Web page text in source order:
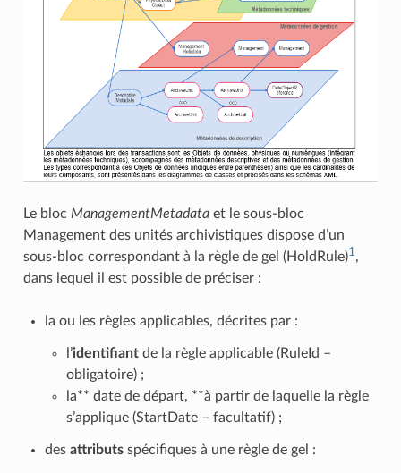
Le bloc ManagementMetadataet le sous-bloc
Management des unités archivistiques dispose d’un
sous-bloc correspondant à la règle de gel (HoldRule)1,
dans lequel il est possible de préciser :
la ou les règles applicables, décrites par :
l’identifiantde la règle applicable (RuleId –
obligatoire) ;
la** date de départ, **à partir de laquelle la règle
s’applique (StartDate – facultatif) ;
des attributsspécifiques à une règle de gel :